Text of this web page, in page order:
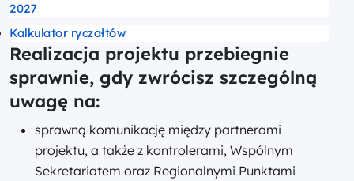
2027
Kalkulator ryczałtów
Realizacja projektu przebiegnie
sprawnie, gdy zwrócisz szczególną
uwagę na:
sprawną komunikację między partnerami
projektu, a także z kontrolerami, Wspólnym
Sekretariatem oraz Regionalnymi Punktami